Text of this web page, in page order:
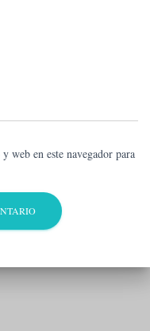
web en este navegador para